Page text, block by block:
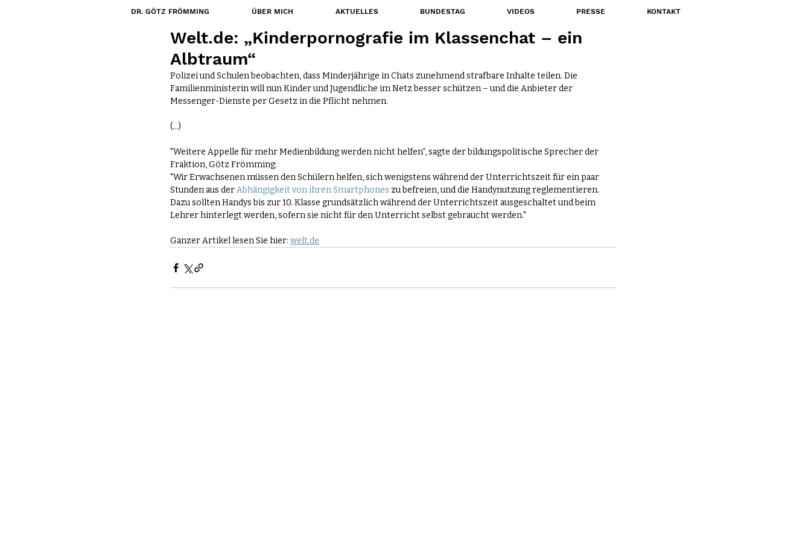
Welt.de: „Kinderpornografie im Klassenchat – ein
Albtraum“
Polizei und Schulen beobachten, dass Minderjährige in Chats zunehmend strafbare Inhalte teilen. Die
Familienministerin will nun Kinder und Jugendliche im Netz besser schützen – und die Anbieter der
Messenger-Dienste per Gesetz in die Pflicht nehmen.
(...)
"Weitere Appelle für mehr Medienbildung werden nicht helfen“, sagte der bildungspolitische Sprecher der
Fraktion, Götz Frömming:
"Wir Erwachsenen müssen den Schülern helfen, sich wenigstens während der Unterrichtszeit für ein paar
Stunden aus der Abhängigkeit von ihren Smartphones zu befreien, und die Handynutzung reglementieren.
Dazu sollten Handys bis zur 10. Klasse grundsätzlich während der Unterrichtszeit ausgeschaltet und beim
Lehrer hinterlegt werden, sofern sie nicht für den Unterricht selbst gebraucht werden."
Ganzer Artikel lesen Sie hier: welt.de
DR. GÖTZ FRÖMMING ÜBER MICH AKTUELLES BUNDESTAG VIDEOS PRESSE KONTAKT